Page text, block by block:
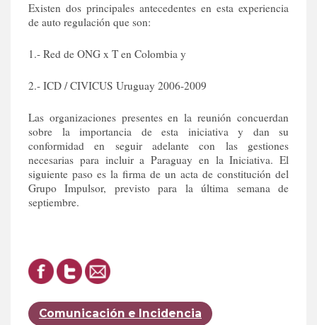
Existen dos principales antecedentes en esta experiencia
de auto regulación que son:
1.- Red de ONG x T en Colombia y
2.- ICD / CIVICUS Uruguay 2006-2009
Las organizaciones presentes en la reunión concuerdan
sobre la importancia de esta iniciativa y dan su
conformidad en seguir adelante con las gestiones
necesarias para incluir a Paraguay en la Iniciativa. El
siguiente paso es la firma de un acta de constitución del
Grupo Impulsor, previsto para la última semana de
septiembre.
Comunicación e Incidencia